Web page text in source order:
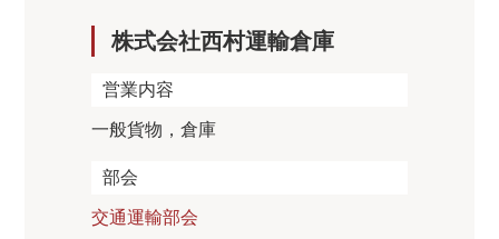
株式会社西村運輸倉庫
営業内容
一般貨物，倉庫
部会
交通運輸部会